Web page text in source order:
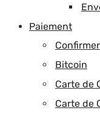
Paiement
Bitcoin
Carte de
Carte de